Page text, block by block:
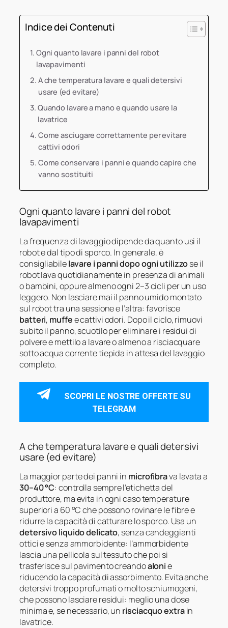
Indice dei Contenuti
Ogni quanto lavare i panni del robot
lavapavimenti
A che temperatura lavare e quali detersivi
usare (ed evitare)
Quando lavare a mano e quando usare la
lavatrice
Come asciugare correttamente per evitare
cattivi odori
Come conservare i panni e quando capire che
vanno sostituiti
Ogni quanto lavare i panni del robot
lavapavimenti
La frequenza di lavaggio dipende da quanto usi il
robot e dal tipo di sporco. In generale, è
consigliabilelavare i panni dopo ogni utilizzose il
robot lava quotidianamente in presenza di animali
o bambini, oppure almeno ogni 2–3 cicli per un uso
leggero. Non lasciare mai il panno umido montato
sul robot tra una sessione e l’altra: favorisce
batteri, muffee cattivi odori. Dopo il ciclo, rimuovi
subito il panno, scuotilo per eliminare i residui di
polvere e mettilo a lavare o almeno a risciacquare
sotto acqua corrente tiepida in attesa del lavaggio
completo.
SCOPRI LE NOSTRE OFFERTE SU
TELEGRAM
A che temperatura lavare e quali detersivi
usare (ed evitare)
La maggior parte dei panni in microfibrava lavata a
30–40 °C: controlla sempre l’etichetta del
produttore, ma evita in ogni caso temperature
superiori a 60 °C che possono rovinare le fibre e
ridurre la capacità di catturare lo sporco. Usa un
detersivo liquido delicato, senza candeggianti
ottici e senza ammorbidente: l’ammorbidente
lascia una pellicola sul tessuto che poi si
trasferisce sul pavimento creandoalonie
riducendo la capacità di assorbimento. Evita anche
detersivi troppo profumati o molto schiumogeni,
che possono lasciare residui: meglio una dose
minima e, se necessario, un risciacquo extrain
lavatrice.